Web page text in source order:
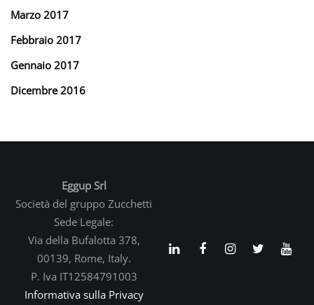
Marzo 2017
Febbraio 2017
Gennaio 2017
Dicembre 2016
Eggup Srl
Società del gruppo Zucchetti
Sede Legale:
Via della Bufalotta 378,
00139, Rome, Italy.
P. Iva IT12584791003
Informativa sulla Privacy